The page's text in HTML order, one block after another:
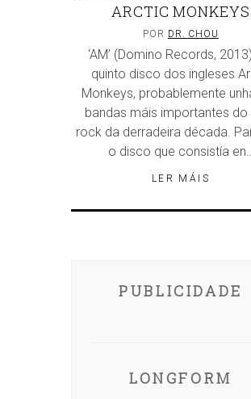
ARCTIC MONKEYS
POR DR. CHOU
‘AM’ (Domino Records,
quinto disco dos ingleses
Monkeys, probablemente
bandas máis importantes do
rock da derradeira década.
o disco que consistía
LER MÁIS
PUBLICIDADE
LONGFORM